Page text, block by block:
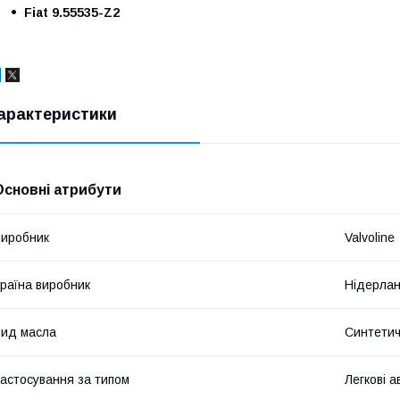
Fiat 9.55535-Z2
атрибути
Valvoline
виробник
масла
за типом Легкові